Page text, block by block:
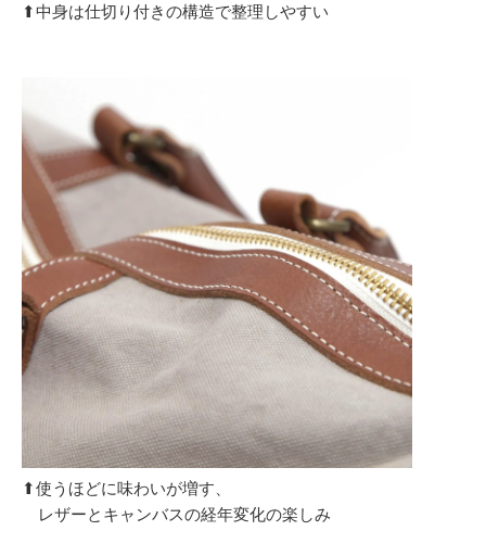
⬆︎中身は仕切り付きの構造で整理しやすい
⬆︎使うほどに味わいが増す、
レザーとキャンバスの経年変化の楽しみ